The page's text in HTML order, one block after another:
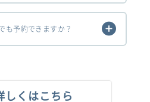
も予約できますか？
しくはこちら